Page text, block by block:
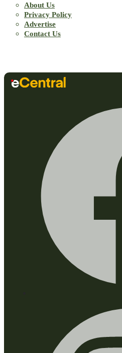
About Us
Privacy Policy
Advertise
Contact Us